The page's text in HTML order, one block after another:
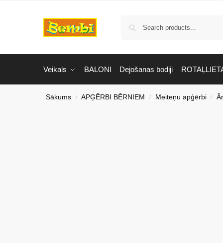
Veikals BALONI Dejošanas bodiji
Sākums / APĢĒRBI BĒRNIEM / Meiteņu apģērbi /